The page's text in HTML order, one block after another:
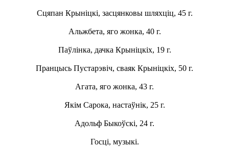
Сцяпан Крыніцкі, засцянковы шляхціц, 45 г.
Альжбета, яго жонка, 40 г.
Паўлінка, дачка Крыніцкіх, 19 г.
Пранцысь Пустарэвіч, сваяк Крыніцкіх, 50 г.
Агата, яго жонка, 43 г.
Якім Сарока, настаўнік, 25 г.
Адольф Быкоўскі, 24 г.
Госці, музыкі.